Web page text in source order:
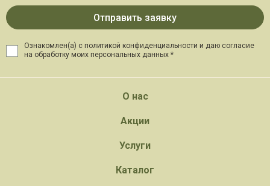
Ознакомлен(а) с политикой конфиденциальности и даю согласие
на обработку моих персональных данных *
О нас
Акции
Услуги
Каталог